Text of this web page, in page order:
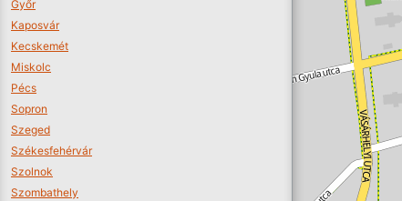
Győr
Kaposvár
Kecskemét
Miskolc
Pécs
Sopron
Szeged
Székesfehérvár
Szolnok
Szombathely